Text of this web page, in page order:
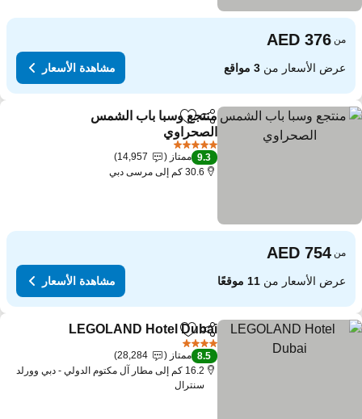
من
عرض الأسعار من3 مواقع مشاهدة الأسعار
مشاركةAdd to favorites
منتجع وسبا باب الشمس
الصحراوي
9.3 ممتاز
14,957
30.6 كم إلى مرسى دبي
من
عرض الأسعار من11 موقعًا مشاهدة الأسعار
مشاركةAdd to favorites
LEGOLAND Hotel Dubai
8.5 ممتاز
28,284
16.2 كم إلى مطار آل مكتوم الدولي - دبي وورلد
سنترال